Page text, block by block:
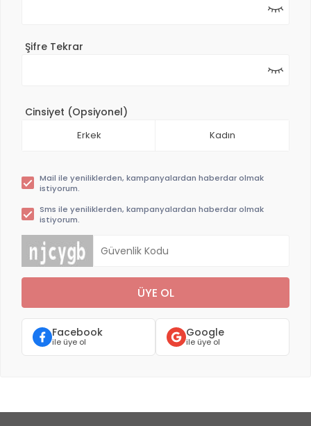
Şifre Tekrar
Cinsiyet (Opsiyonel)
Erkek Kadın
Mail ile yeniliklerden, kampanyalardan haberdar olmak
istiyorum.
Sms ile yeniliklerden, kampanyalardan haberdar olmak
istiyorum.
ÜYE OL
Facebook
ile üye ol
Google
ile üye ol